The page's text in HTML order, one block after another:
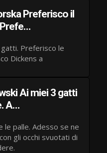
Preferisco il
Ai miei 3 gatti
A…
di uccidere.